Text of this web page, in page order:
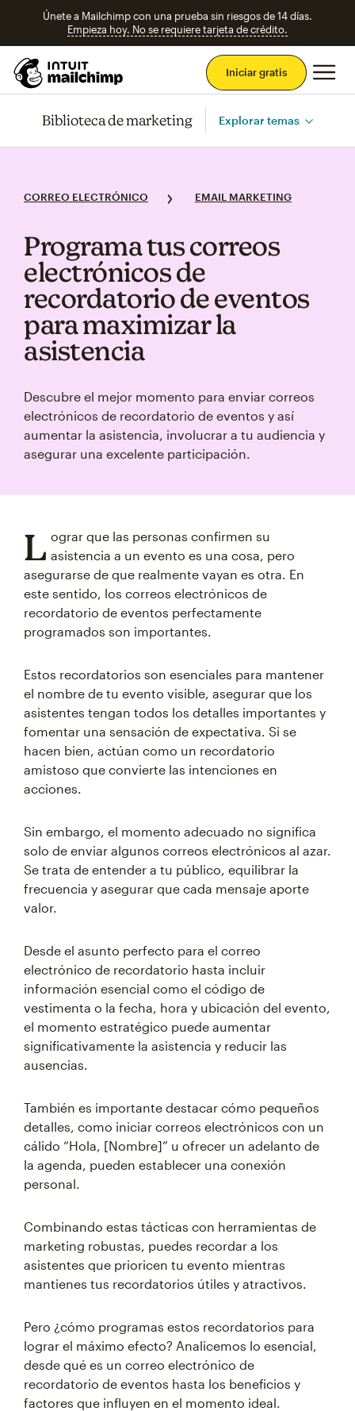
Únete a Mailchimp con una prueba sin riesgos de 14 días.
Empieza hoy. No se requiere tarjeta de crédito.
Iniciar gratis
Biblioteca de marketing Explorar temas
CORREO ELECTRÓNICO EMAIL MARKETING
Programa tus correos
electrónicos de
recordatorio de eventos
para maximizar la
asistencia
Descubre el mejor momento para enviar correos
electrónicos de recordatorio de eventos y así
aumentar la asistencia, involucrar a tu audiencia y
asegurar una excelente participación.
L ograr que las personas confirmen su
asistencia a un evento es una cosa, pero
asegurarse de que realmente vayan es otra. En
este sentido, los correos electrónicos de
recordatorio de eventos perfectamente
programados son importantes.
Estos recordatorios son esenciales para mantener
el nombre de tu evento visible, asegurar que los
asistentes tengan todos los detalles importantes y
fomentar una sensación de expectativa. Si se
hacen bien, actúan como un recordatorio
amistoso que convierte las intenciones en
acciones.
Sin embargo, el momento adecuado no significa
solo de enviar algunos correos electrónicos al azar.
Se trata de entender a tu público, equilibrar la
frecuencia y asegurar que cada mensaje aporte
valor.
Desde el asunto perfecto para el correo
electrónico de recordatorio hasta incluir
información esencial como el código de
vestimenta o la fecha, hora y ubicación del evento,
el momento estratégico puede aumentar
significativamente la asistencia y reducir las
ausencias.
También es importante destacar cómo pequeños
detalles, como iniciar correos electrónicos con un
cálido “Hola, [Nombre]” u ofrecer un adelanto de
la agenda, pueden establecer una conexión
personal.
Combinando estas tácticas con herramientas de
marketing robustas, puedes recordar a los
asistentes que prioricen tu evento mientras
mantienes tus recordatorios útiles y atractivos.
Pero ¿cómo programas estos recordatorios para
lograr el máximo efecto? Analicemos lo esencial,
desde qué es un correo electrónico de
recordatorio de eventos hasta los beneficios y
factores que influyen en el momento ideal.